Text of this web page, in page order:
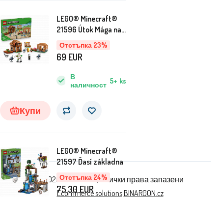
Отстъпка 23%
LEGO® Minecraft®
21596 Útok Mága na
vesnici
В
наличност 5+ ks
69 EUR
Купи
Отстъпка 24%
LEGO® Minecraft®
21597 Ďasí základna
75.30 EUR
© 2026 AGA24 s.r.o., Всички права запазени
Ecommerce solutionsBINARGON.cz